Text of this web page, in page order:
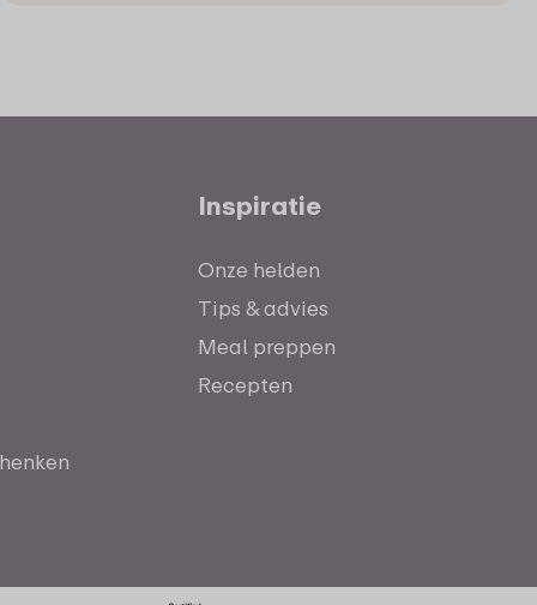
Inspiratie
Onze helden
Tips & advies
Meal preppen
Recepten